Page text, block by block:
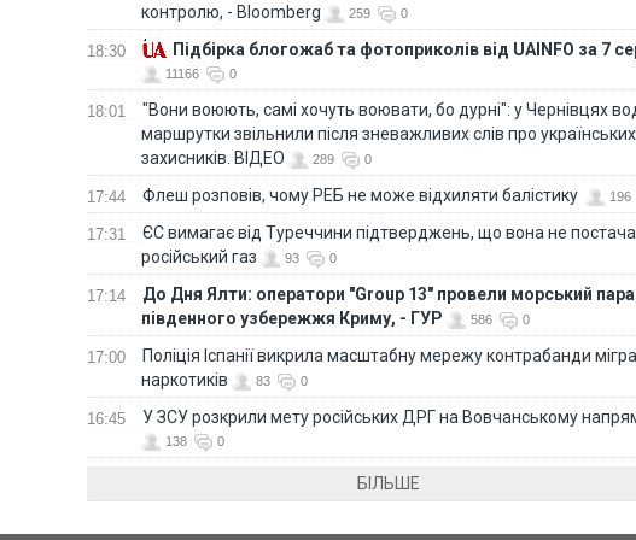
контролю, - Bloomberg 259 0
18:30 Підбірка блогожаб та фотоприколів від UAINFO за 7
11166 0
18:01
"Вони воюють, самі хочуть воювати, бо дурні": у Чернівцях
маршрутки звільнили після зневажливих слів про українських
захисників. ВІДЕО
289 0
17:44 Флеш розповів, чому РЕБ не може відхиляти балістику 196
17:31
ЄС вимагає від Туреччини підтверджень, що вона не
російський газ
93 0
17:14
До Дня Ялти: оператори "Group 13" провели морський
південного узбережжя Криму, - ГУР
586 0
17:00
Поліція Іспанії викрила масштабну мережу контрабанди
наркотиків
83 0
16:45 У ЗСУ розкрили мету російських ДРГ на Вовчанському
138 0
БІЛЬШЕ